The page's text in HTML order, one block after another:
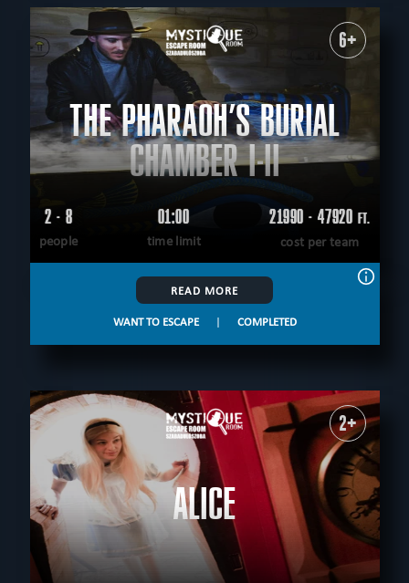
6+
THE PHARAOH’S BURIAL
CHAMBER I-II
2 - 8
people
01:00
time limit
21990 - 47920 FT.
cost per team
READ MORE
WANT TO ESCAPE | COMPLETED
2+
ALICE